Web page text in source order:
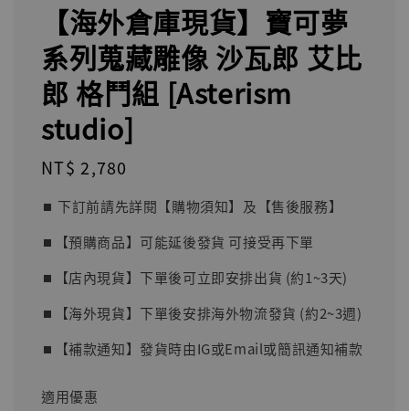
【海外倉庫現貨】寶可夢
系列蒐藏雕像 沙瓦郎 艾比
郎 格鬥組 [Asterism
studio]
Regular
NT$ 2,780
⏹︎ 下訂前請先詳閱【購物須知】及【售後服務】
⏹︎【預購商品】可能延後發貨 可接受再下單
⏹︎【店內現貨】下單後可立即安排出貨 (約1~3天)
⏹︎【海外現貨】下單後安排海外物流發貨 (約2~3週)
⏹︎【補款通知】發貨時由IG或Email或簡訊通知補款
適用優惠